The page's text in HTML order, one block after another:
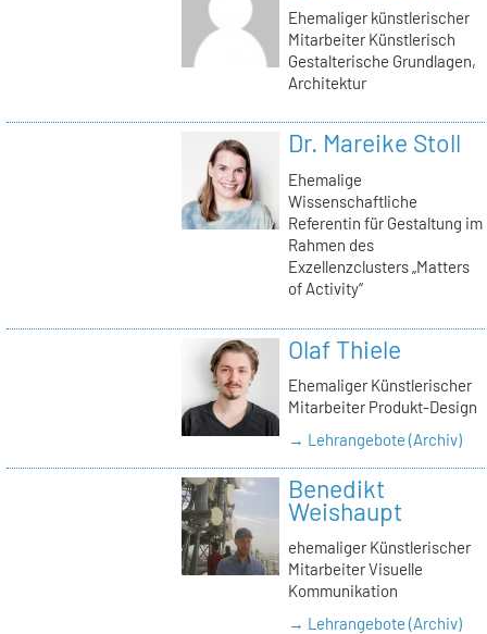
Ehemaliger künstlerischer
Mitarbeiter Künstlerisch
Gestalterische Grundlagen,
Architektur
Dr. Mareike Stoll
Ehemalige
Wissenschaftliche
Referentin für Gestaltung im
Rahmen des
Exzellenzclusters „Matters
of Activity“
Olaf Thiele
Ehemaliger Künstlerischer
Mitarbeiter Produkt-Design
→ Lehrangebote (Archiv)
Benedikt
Weishaupt
ehemaliger Künstlerischer
Mitarbeiter Visuelle
Kommunikation
→ Lehrangebote (Archiv)